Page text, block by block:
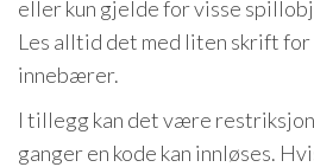
eller kun gjelde for visse
Les alltid det med liten skrift
innebærer.
I tillegg kan det være
ganger en kode kan innløses.